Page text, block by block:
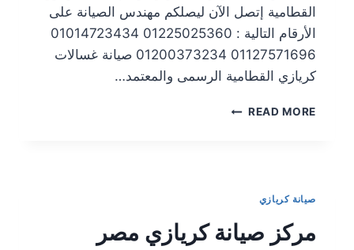
القطامية إتصل الآن ليصلكم مهندس الصيانة على
الأرقام التالية : 01225025360 01014723434
01127571696 01200373234 صيانة غسالات
كريازي القطامية الرسمى والمعتمد…
READ MORE
صيانة كريازي
مركز صيانة كريازي مصر